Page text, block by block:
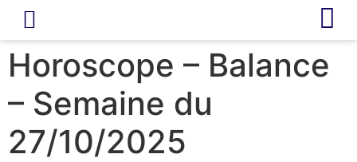
Horoscope – Balance
– Semaine du
27/10/2025